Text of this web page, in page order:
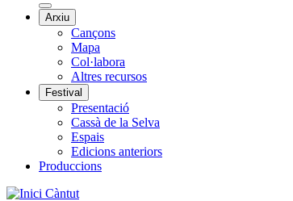
Arxiu
Cançons
Mapa
Col·labora
Altres recursos
Festival
Presentació
Cassà de la Selva
Espais
Edicions anteriors
Produccions
Càntut